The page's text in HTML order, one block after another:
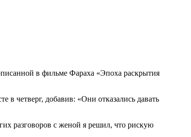
в фильме Фараха «Эпоха раскрытия
четверг, добавив: «Они отказались давать
разговоров с женой я решил, что рискую